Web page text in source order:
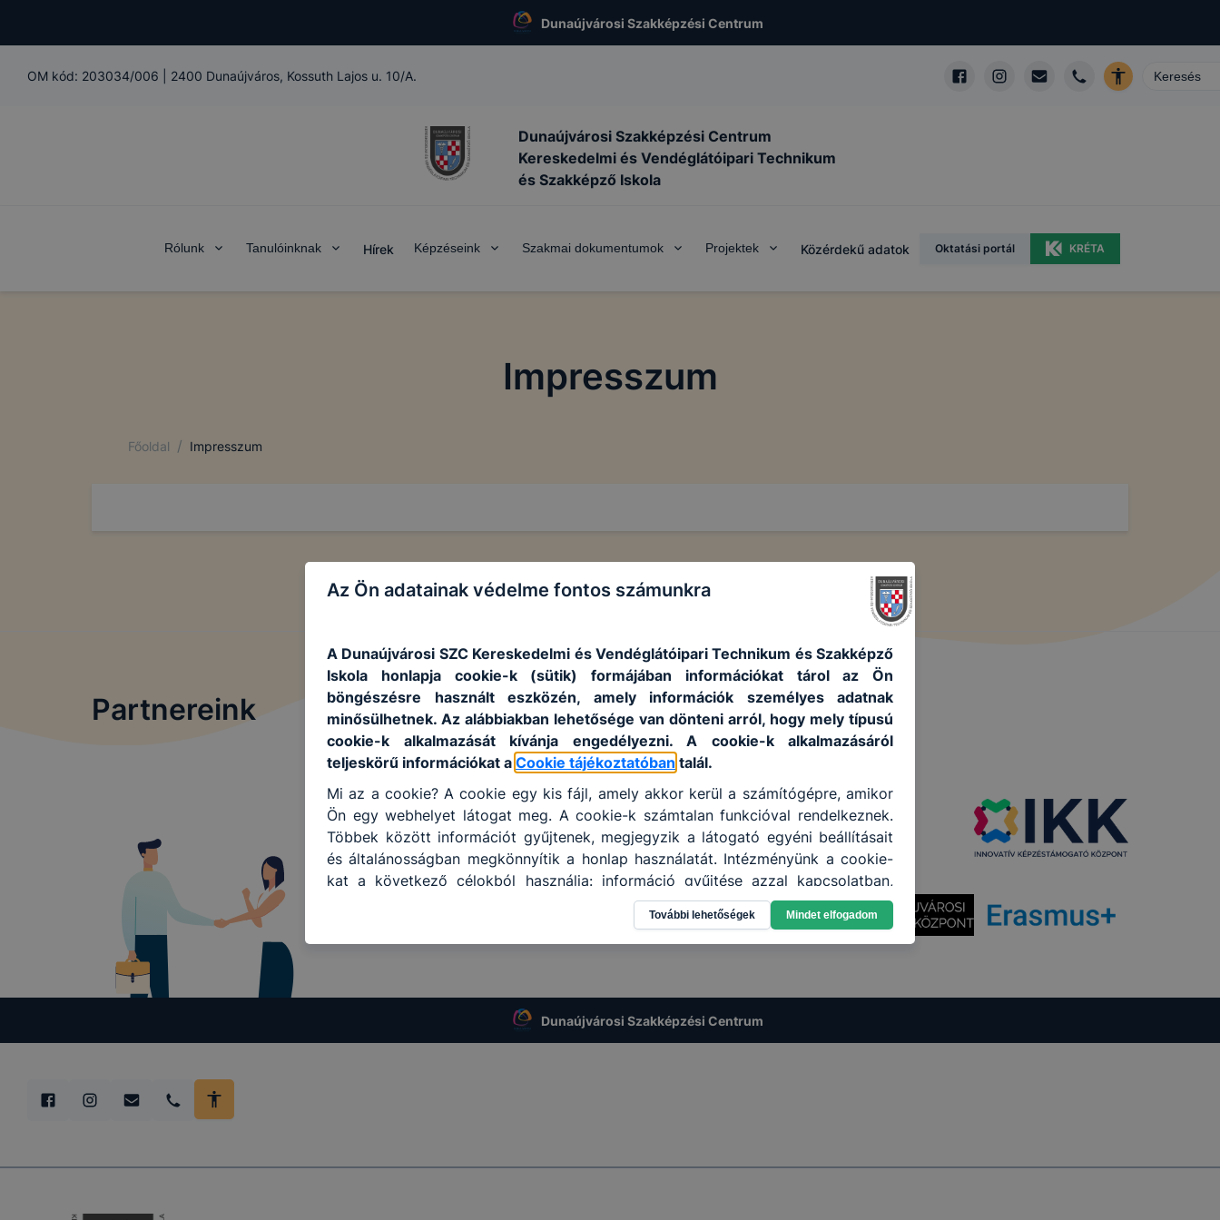
Dunaújvárosi Szakképzési Centrum
OM kód: 203034/006 2400 Dunaújváros, Kossuth Lajos u. 10/A.
Dunaújvárosi Szakképzési Centrum
Kereskedelmi és Vendéglátóipari Technikum
és Szakképző Iskola
Rólunk Tanulóinknak Hírek Képzéseink Szakmai dokumentumok Projektek Közérdekű adatok Oktatási portál KRÉTA
Impresszum
Főoldal / Impresszum
Partnereink
Dunaújvárosi Szakképzési Centrum
Az Ön adatainak védelme fontos számunkra
A Dunaújvárosi SZC Kereskedelmi és Vendéglátóipari Technikum és Szakképző
Iskola honlapja cookie-k (sütik) formájában információkat tárol az Ön
böngészésre használt eszközén, amely információk személyes adatnak
minősülhetnek. Az alábbiakban lehetősége van dönteni arról, hogy mely típusú
cookie-k alkalmazását kívánja engedélyezni. A cookie-k alkalmazásáról
teljeskörű információkat a Cookie tájékoztatóban talál.
Mi az a cookie? A cookie egy kis fájl, amely akkor kerül a számítógépre, amikor
Ön egy webhelyet látogat meg. A cookie-k számtalan funkcióval rendelkeznek.
Többek között információt gyűjtenek, megjegyzik a látogató egyéni beállításait
és általánosságban megkönnyítik a honlap használatát. Intézményünk a cookie-
kat a következő célokból használja: információ gyűjtése azzal kapcsolatban,
hogyan használja Ön a honlapot (annak felmérésével, hogy a honlap melyik
részeit látogatja, vagy használja leginkább, így megtudhatjuk, hogyan
biztosítsunk Önnek még jobb felhasználói élményt, ha ismét meglátogatja
változtatását. A legtöbb böngésző alapértelmezettként automatikusan elfogadja
a cookie-kat, de ezek általában megváltoztathatók. Felhívjuk figyelmét, hogy
További lehetőségek Mindet elfogadom